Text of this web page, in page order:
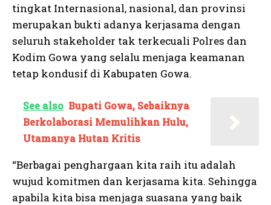
tingkat Internasional, nasional, dan provinsi
merupakan bukti adanya kerjasama dengan
seluruh stakeholder tak terkecuali Polres dan
Kodim Gowa yang selalu menjaga keamanan
tetap kondusif di Kabupaten Gowa.
See also Bupati Gowa, Sebaiknya
Berkolaborasi Memulihkan Hulu,
Utamanya Hutan Kritis
“Berbagai penghargaan kita raih itu adalah
wujud komitmen dan kerjasama kita. Sehingga
apabila kita bisa menjaga suasana yang baik